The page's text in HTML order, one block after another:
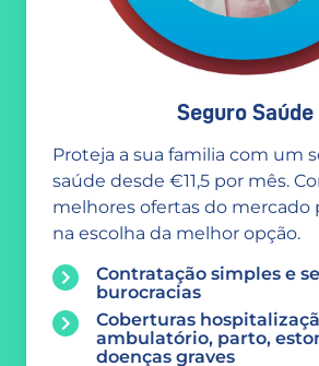
Seguro Saúde
Proteja a sua familia com um
saúde desde €11,5 por mês.
melhores ofertas do mercado
na escolha da melhor opção.
Contratação simples e
burocracias
Coberturas
ambulatório, parto,
doenças graves